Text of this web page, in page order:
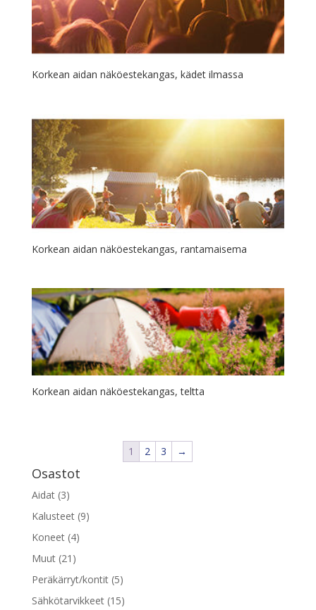
Korkean aidan näköestekangas, kädet ilmassa
Korkean aidan näköestekangas, rantamaisema
Korkean aidan näköestekangas, teltta
1 2 3 →
Osastot
Aidat (3)
Kalusteet (9)
Koneet (4)
Muut (21)
Peräkärryt/kontit (5)
Sähkötarvikkeet (15)